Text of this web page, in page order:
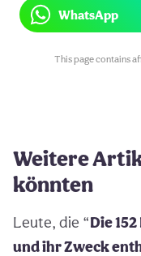
WhatsApp
This page contains
Weitere
könnten
Leute, die “Die
und ihr Zweck